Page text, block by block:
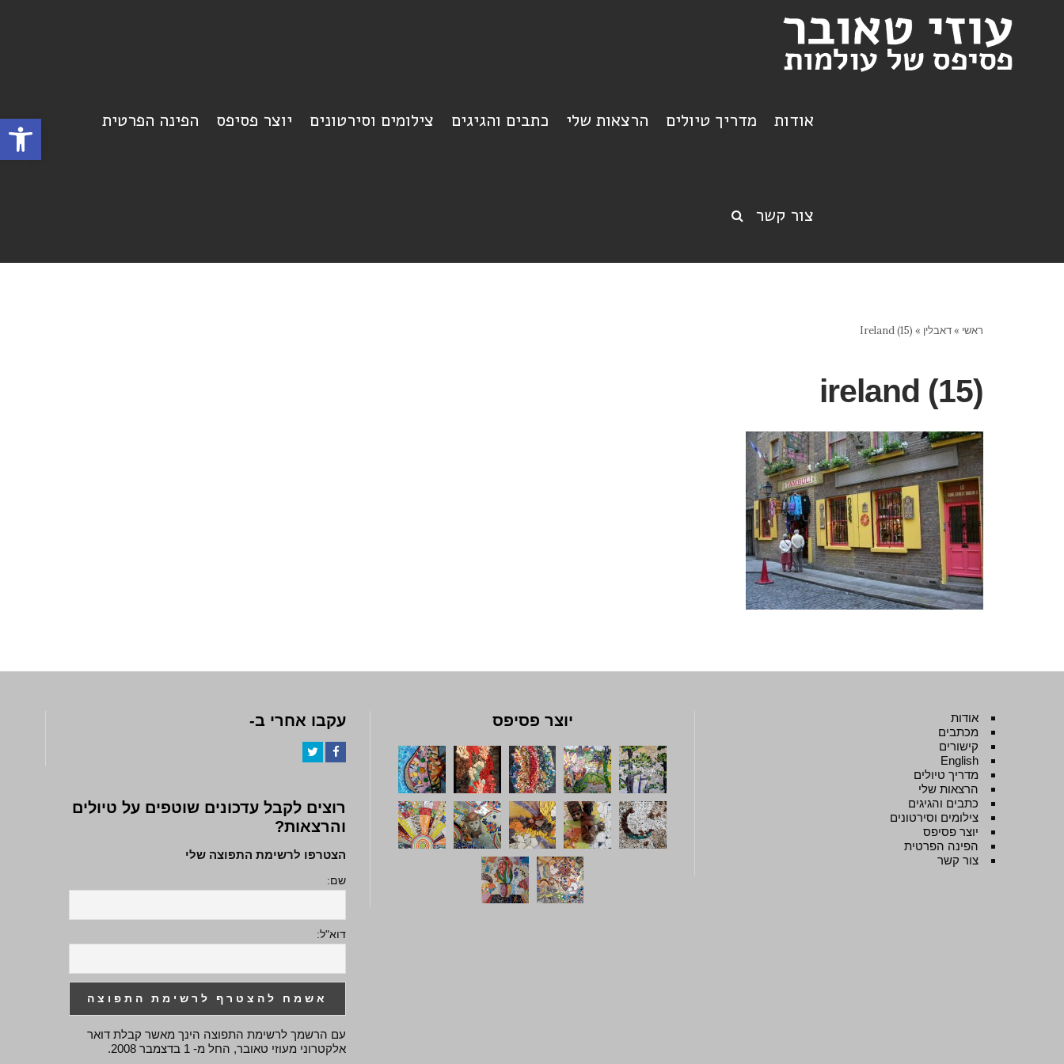
פתח אודות מדריך טיולים הרצאות שלי כתבים והגיגים צילומים וסירטונים יוצר פסיפס הפינה הפרטית
צור קשר
ראשי »דאבלין »
Ireland (15)
ireland (15)
אודות
מכתבים
קישורים
English
מדריך טיולים
הרצאות שלי
כתבים והגיגים
צילומים וסירטונים
יוצר פסיפס
הפינה הפרטית
צור קשר
יוצר פסיפס עקבו אחרי ב-
רוצים לקבל עדכונים שוטפים על טיולים
והרצאות?
הצטרפו לרשימת התפוצה שלי
שם:
דוא"ל:
עם הרשמך לרשימת התפוצה הינך מאשר קבלת דואר
אלקטרוני מעוזי טאובר, החל מ- 1 בדצמבר 2008.